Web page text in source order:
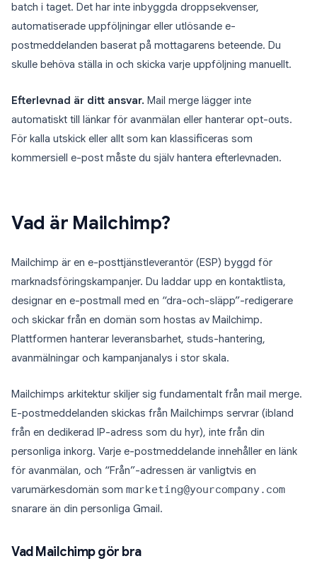
batch i taget. Det har inte inbyggda droppsekvenser,
automatiserade uppföljningar eller utlösande e-
postmeddelanden baserat på mottagarens beteende. Du
skulle behöva ställa in och skicka varje uppföljning manuellt.
Efterlevnad är ditt ansvar. Mail merge lägger inte
automatiskt till länkar för avanmälan eller hanterar opt-outs.
För kalla utskick eller allt som kan klassificeras som
kommersiell e-post måste du själv hantera efterlevnaden.
Vad är Mailchimp?
Mailchimp är en e-posttjänstleverantör (ESP) byggd för
marknadsföringskampanjer. Du laddar upp en kontaktlista,
designar en e-postmall med en “dra-och-släpp”-redigerare
och skickar från en domän som hostas av Mailchimp.
Plattformen hanterar leveransbarhet, studs-hantering,
avanmälningar och kampanjanalys i stor skala.
Mailchimps arkitektur skiljer sig fundamentalt från mail merge.
E-postmeddelanden skickas från Mailchimps servrar (ibland
från en dedikerad IP-adress som du hyr), inte från din
personliga inkorg. Varje e-postmeddelande innehåller en länk
för avanmälan, och “Från”-adressen är vanligtvis en
varumärkesdomän som marketing@yourcompany.com
snarare än din personliga Gmail.
Vad Mailchimp gör bra